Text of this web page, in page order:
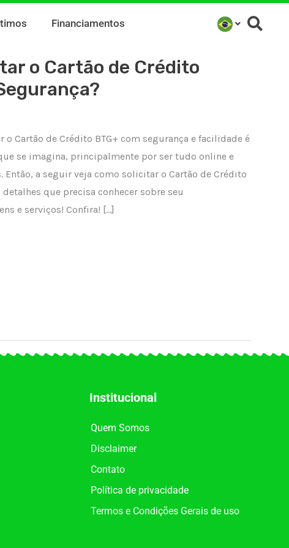
Financiamentos
o Cartão de Crédito
Cartão de Crédito BTG+ com segurança e facilidade é
se imagina, principalmente por ser tudo online e
Então, a seguir veja como solicitar o Cartão de Crédito
que precisa conhecer sobre seu
e serviços! Confira! […]
Institucional
Quem Somos
Disclaimer
Contato
Política de privacidade
Termos e Condições Gerais de uso